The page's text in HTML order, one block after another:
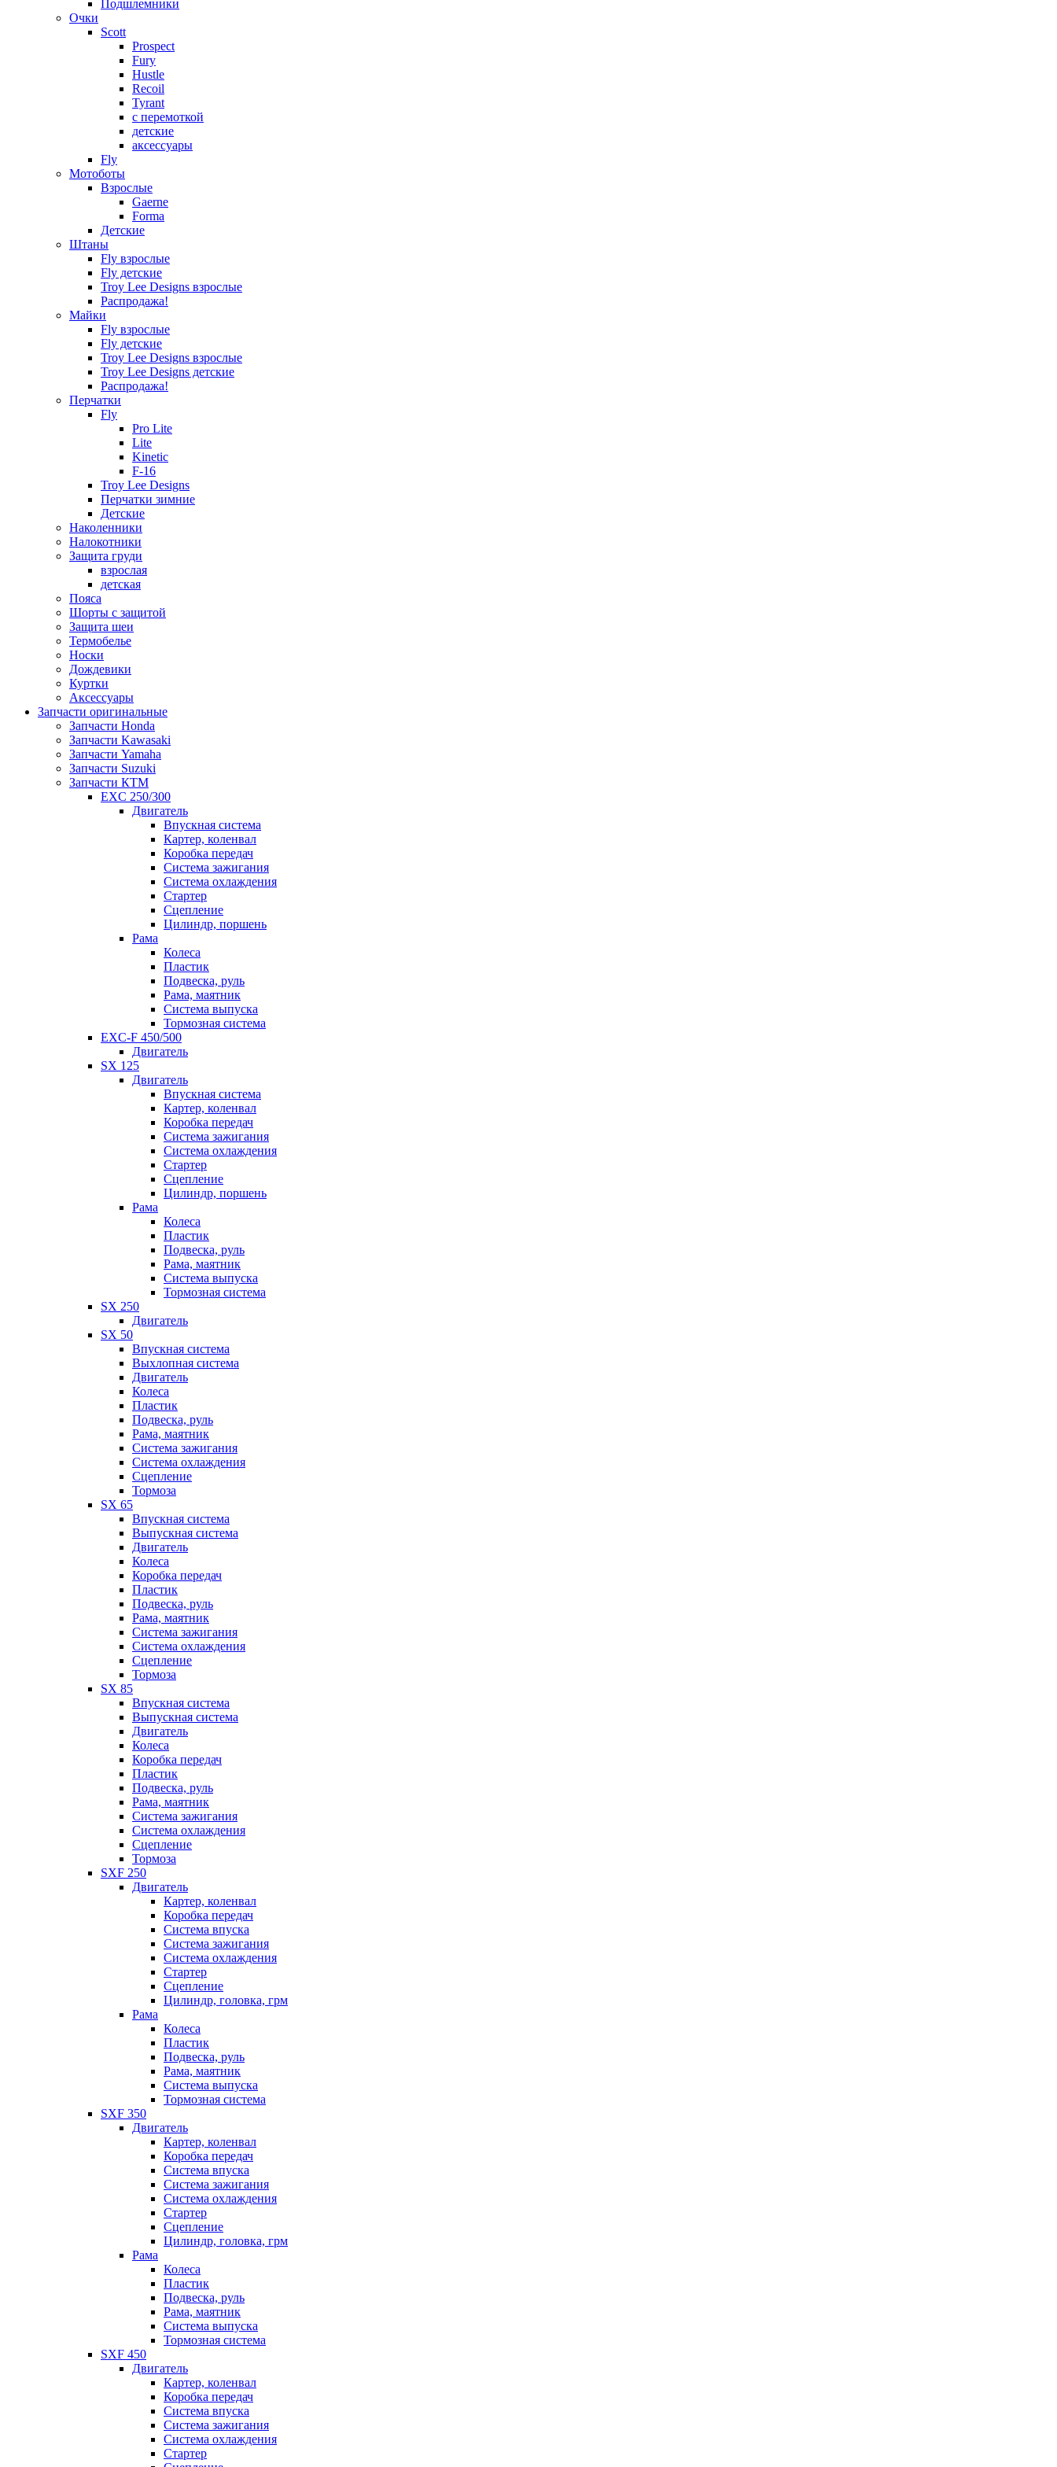
Подшлемники
Очки
Scott
Prospect
Fury
Hustle
Recoil
Tyrant
с перемоткой
детские
аксессуары
Fly
Мотоботы
Взрослые
Gaerne
Forma
Детские
Штаны
Fly взрослые
Fly детские
Troy Lee Designs взрослые
Распродажа!
Майки
Fly взрослые
Fly детские
Troy Lee Designs взрослые
Troy Lee Designs детские
Распродажа!
Перчатки
Fly
Pro Lite
Lite
Kinetic
F-16
Troy Lee Designs
Перчатки зимние
Детские
Наколенники
Налокотники
Защита груди
взрослая
детская
Пояса
Шорты с защитой
Защита шеи
Термобелье
Носки
Дождевики
Куртки
Аксессуары
Запчасти оригинальные
Запчасти Honda
Запчасти Kawasaki
Запчасти Yamaha
Запчасти Suzuki
Запчасти КТМ
EXC 250/300
Двигатель
Впускная система
Картер, коленвал
Коробка передач
Система зажигания
Система охлаждения
Стартер
Сцепление
Цилиндр, поршень
Рама
Колеса
Пластик
Подвеска, руль
Рама, маятник
Система выпуска
Тормозная система
EXC-F 450/500
Двигатель
SX 125
Двигатель
Впускная система
Картер, коленвал
Коробка передач
Система зажигания
Система охлаждения
Стартер
Сцепление
Цилиндр, поршень
Рама
Колеса
Пластик
Подвеска, руль
Рама, маятник
Система выпуска
Тормозная система
SX 250
Двигатель
SX 50
Впускная система
Выхлопная система
Двигатель
Колеса
Пластик
Подвеска, руль
Рама, маятник
Система зажигания
Система охлаждения
Сцепление
Тормоза
SX 65
Впускная система
Выпускная система
Двигатель
Колеса
Коробка передач
Пластик
Подвеска, руль
Рама, маятник
Система зажигания
Система охлаждения
Сцепление
Тормоза
SX 85
Впускная система
Выпускная система
Двигатель
Колеса
Коробка передач
Пластик
Подвеска, руль
Рама, маятник
Система зажигания
Система охлаждения
Сцепление
Тормоза
SXF 250
Двигатель
Картер, коленвал
Коробка передач
Система впуска
Система зажигания
Система охлаждения
Стартер
Сцепление
Цилиндр, головка, грм
Рама
Колеса
Пластик
Подвеска, руль
Рама, маятник
Система выпуска
Тормозная система
SXF 350
Двигатель
Картер, коленвал
Коробка передач
Система впуска
Система зажигания
Система охлаждения
Стартер
Сцепление
Цилиндр, головка, грм
Рама
Колеса
Пластик
Подвеска, руль
Рама, маятник
Система выпуска
Тормозная система
SXF 450
Двигатель
Картер, коленвал
Коробка передач
Система впуска
Система зажигания
Система охлаждения
Стартер